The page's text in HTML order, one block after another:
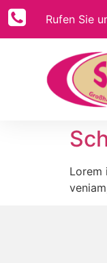
Rufen Sie
Lorem